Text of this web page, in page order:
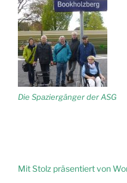
Die Spaziergänger der ASG
Mit Stolz präsentiert von